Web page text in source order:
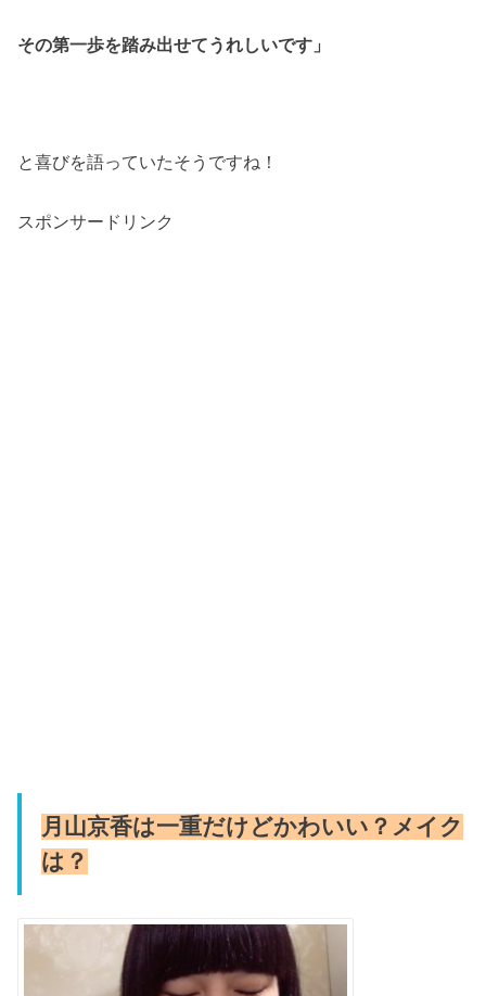
その第一歩を踏み出せてうれしいです」
と喜びを語っていたそうですね！
スポンサードリンク
月山京香は一重だけどかわいい？メイク
は？